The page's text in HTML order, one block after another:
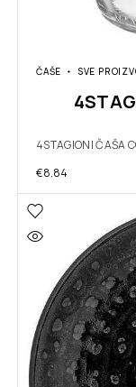
ČAŠE SVE
4STAGIONI ČAŠA
€8.84